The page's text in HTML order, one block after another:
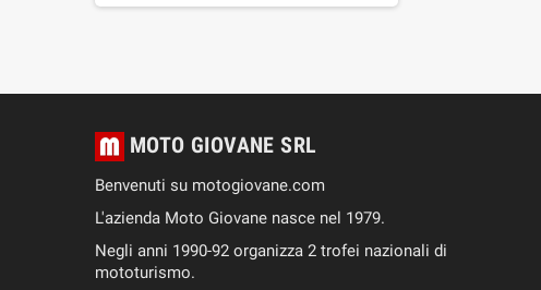
MOTO GIOVANE SRL
Benvenuti su motogiovane.com
L'azienda Moto Giovane nasce nel 1979.
Negli anni 1990-92 organizza 2 trofei nazionali di
mototurismo.